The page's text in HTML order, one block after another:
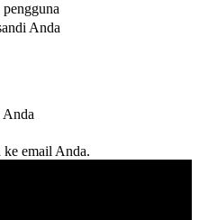
pengguna
Anda
Anda
ke email Anda.